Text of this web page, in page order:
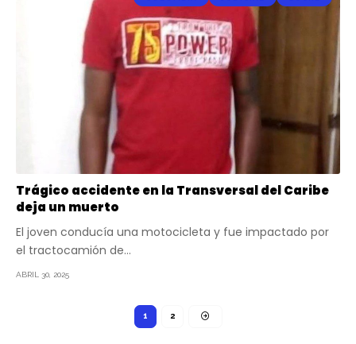
Trágico accidente en la Transversal del Caribe
deja un muerto
El joven conducía una motocicleta y fue impactado por
el tractocamión de…
ABRIL 30, 2025
1 2